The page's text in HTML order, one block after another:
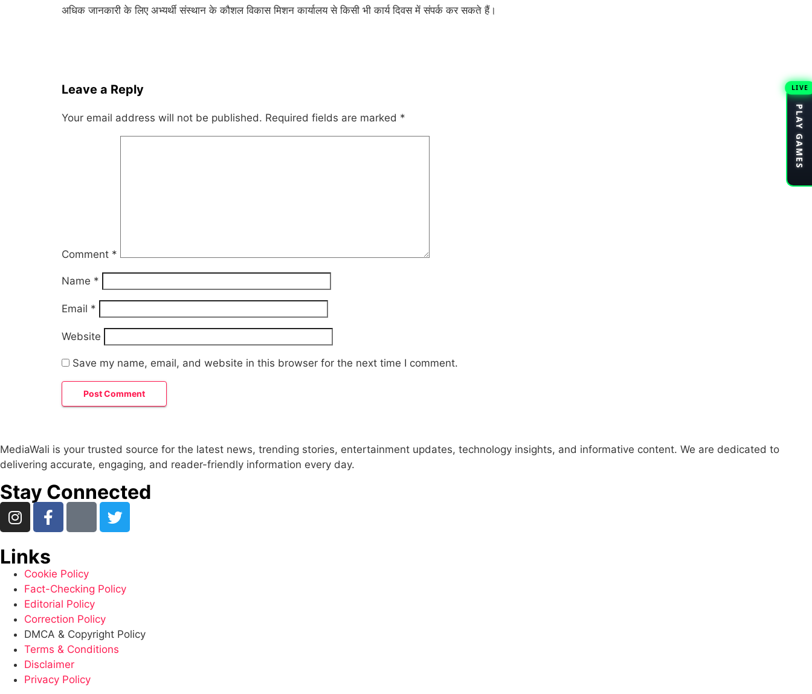
अधिक जानकारी के लिए अभ्यर्थी संस्थान के कौशल विकास मिशन कार्यालय से किसी भी कार्य दिवस में संपर्क कर सकते हैं।
Leave a Reply
Your email address will not be published. Required fields are marked *
Comment *
Name *
Email *
Website
Save my name, email, and website in this browser for the next time I comment.
MediaWali is your trusted source for the latest news, trending stories, entertainment updates, technology insights, and informative content. We are dedicated to
delivering accurate, engaging, and reader-friendly information every day.
Stay Connected
Links
Cookie Policy
Fact-Checking Policy
Editorial Policy
Correction Policy
DMCA & Copyright Policy
Terms & Conditions
Disclaimer
Privacy Policy
LIVE
PLAY GAMES